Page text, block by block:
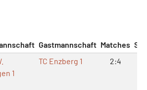
Gastmannschaft Matches
1
TC Enzberg 1 2:4